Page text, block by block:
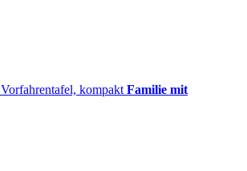
Vorfahrentafel, kompakt Familie mit